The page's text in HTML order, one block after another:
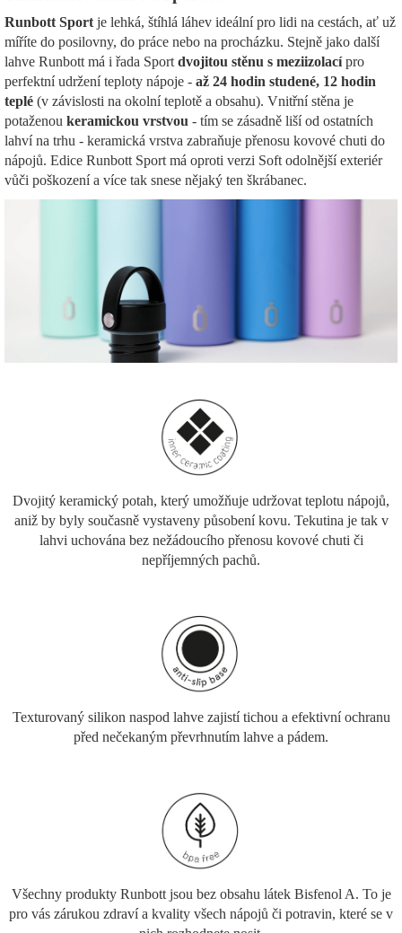
Runbott Sport je lehká, štíhlá láhev ideální pro lidi na cestách, ať už
míříte do posilovny, do práce nebo na procházku. Stejně jako další
lahve Runbott má i řada Sport dvojitou stěnu s meziizolacípro
perfektní udržení teploty nápoje - až 24 hodin studené, 12 hodin
teplé (v závislosti na okolní teplotě a obsahu). Vnitřní stěna je
potaženou keramickou vrstvou - tím se zásadně liší od ostatních
lahví na trhu - keramická vrstva zabraňuje přenosu kovové chuti do
nápojů. Edice Runbott Sport má oproti verzi Soft odolnější exteriér
vůči poškození a více tak snese nějaký ten škrábanec.
Dvojitý keramický potah, který umožňuje udržovat teplotu nápojů,
aniž by byly současně vystaveny působení kovu. Tekutina je tak v
lahvi uchována bez nežádoucího přenosu kovové chuti či
nepříjemných pachů.
Texturovaný silikon naspod lahve zajistí tichou a efektivní ochranu
před nečekaným převrhnutím lahve a pádem.
Všechny produkty Runbott jsou bez obsahu látek Bisfenol A. To je
pro vás zárukou zdraví a kvality všech nápojů či potravin, které se v